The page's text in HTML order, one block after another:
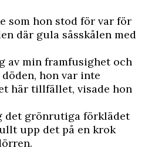
som hon stod för var för
där gula såsskålen med
av min framfusighet och
hon var inte
här tillfället, visade hon
det grönrutiga förklädet
upp det på en krok